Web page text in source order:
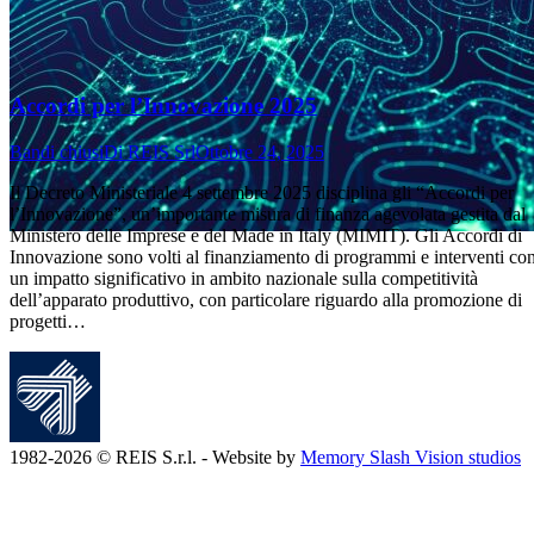
Accordi per l’Innovazione 2025
Bandi chiusiDiREIS SrlOttobre 24, 2025
Il Decreto Ministeriale 4 settembre 2025 disciplina gli “Accordi per
l’Innovazione”, un’importante misura di finanza agevolata gestita dal
Ministero delle Imprese e del Made in Italy (MIMIT). Gli Accordi di
Innovazione sono volti al finanziamento di programmi e interventi
un impatto significativo in ambito nazionale sulla competitività
dell’apparato produttivo, con particolare riguardo alla promozione di
progetti…
1982-2026 © REIS S.r.l. - Website by Memory Slash Vision studios